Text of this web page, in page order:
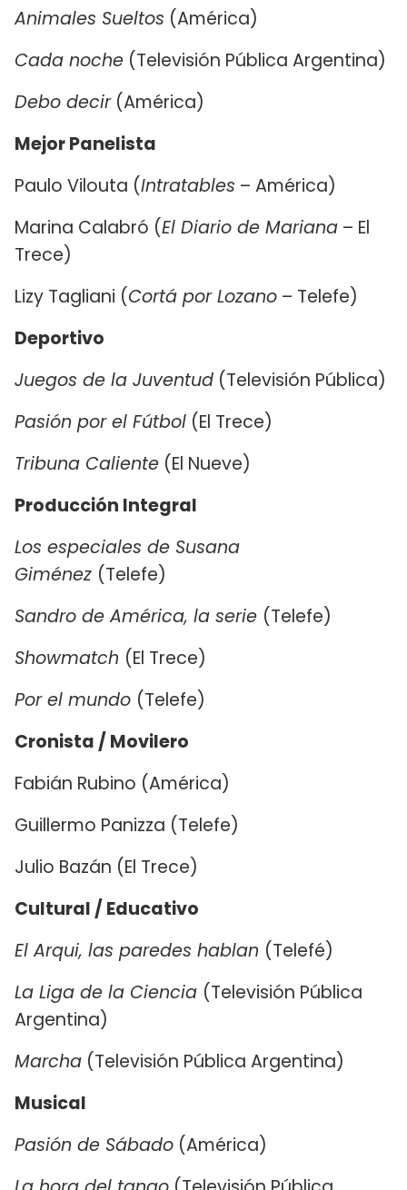
Animales Sueltos (América)
Cada noche (Televisión Pública Argentina)
Debo decir(América)
Mejor Panelista
Paulo Vilouta (Intratables – América)
Marina Calabró (El Diario de Mariana – El
Trece)
Lizy Tagliani (Cortá por Lozano – Telefe)
Deportivo
Juegos de la Juventud (Televisión Pública)
Pasión por el Fútbol (El Trece)
Tribuna Caliente (El Nueve)
Producción Integral
Los especiales de Susana
Giménez (Telefe)
Sandro de América, la serie (Telefe)
Showmatch (El Trece)
Por el mundo (Telefe)
Cronista / Movilero
Fabián Rubino (América)
Guillermo Panizza (Telefe)
Julio Bazán (El Trece)
Cultural / Educativo
El Arqui, las paredes hablan (Telefé)
La Liga de la Ciencia (Televisión Pública
Argentina)
Marcha (Televisión Pública Argentina)
Musical
Pasión de Sábado (América)